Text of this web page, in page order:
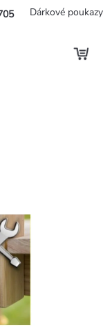
Dárkové poukazy